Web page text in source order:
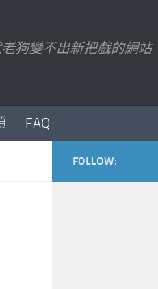
狗變不出新把戲的網站
FAQ
FOLLOW: